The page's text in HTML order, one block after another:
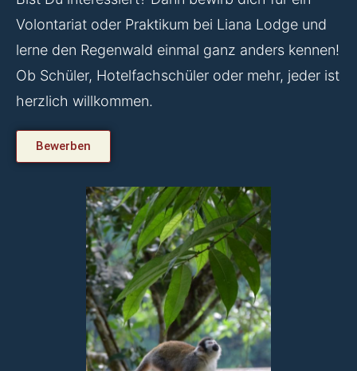
Volontariat oder Praktikum bei Liana Lodge und
lerne den Regenwald einmal ganz anders kennen!
Ob Schüler, Hotelfachschüler oder mehr, jeder ist
herzlich willkommen.
Bewerben